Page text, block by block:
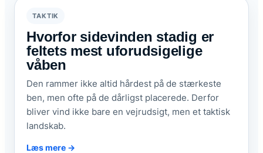
TAKTIK
Hvorfor sidevinden stadig er
feltets mest uforudsigelige
våben
Den rammer ikke altid hårdest på de stærkeste
ben, men ofte på de dårligst placerede. Derfor
bliver vind ikke bare en vejrudsigt, men et taktisk
landskab.
Læs mere →